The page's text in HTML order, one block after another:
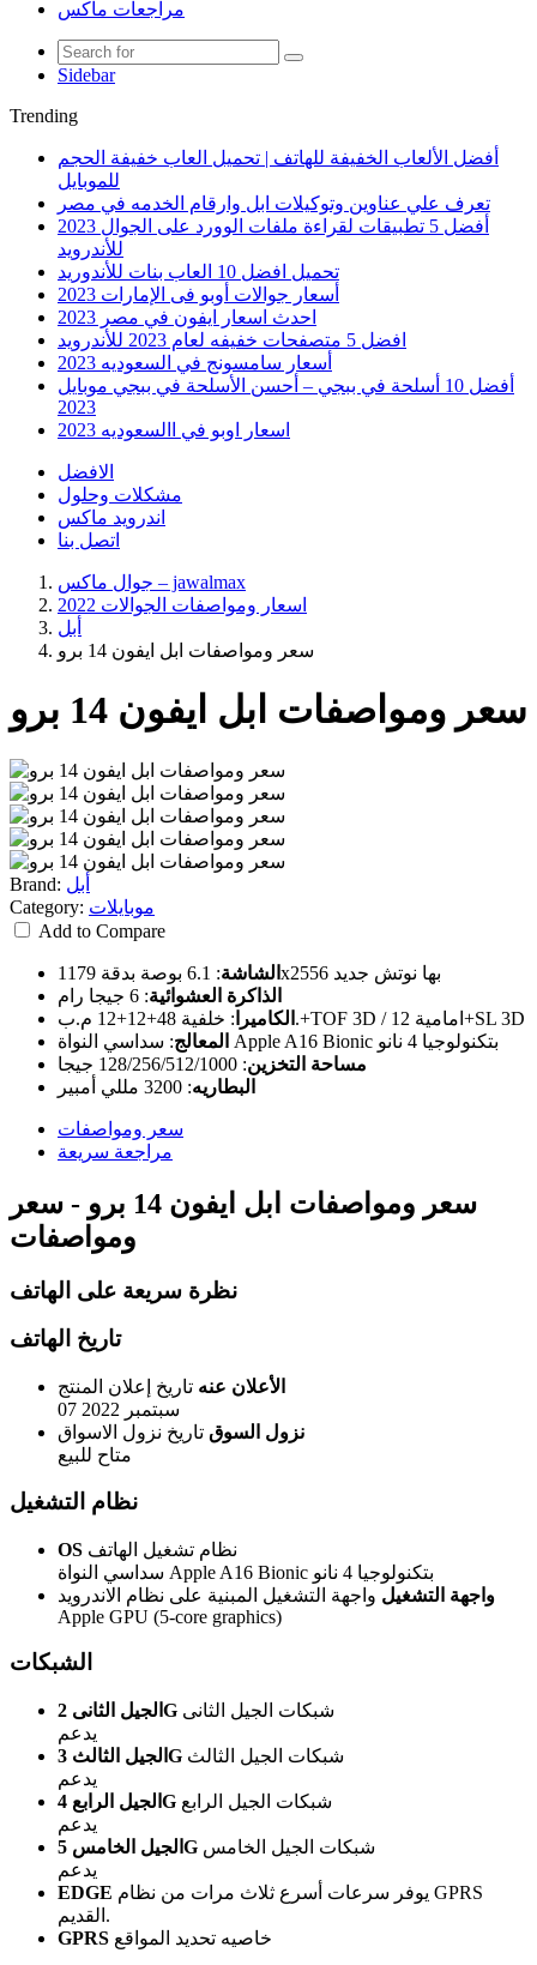
مراجعات ماكس
Sidebar
Trending
أفضل الألعاب الخفيفة للهاتف | تحميل العاب خفيفة الحجم
للموبايل
تعرف علي عناوين وتوكيلات ابل وارقام الخدمه في مصر
أفضل 5 تطبيقات لقراءة ملفات الوورد على الجوال 2023
للأندرويد
تحميل افضل 10 العاب بنات للأندوريد
أسعار جوالات أوبو فى الإمارات 2023
احدث اسعار ايفون في مصر 2023
افضل 5 متصفحات خفيفه لعام 2023 للأندرويد
أسعار سامسونج في السعوديه 2023
أفضل 10 أسلحة في ببجي – أحسن الأسلحة في ببجي موبايل
2023
اسعار اوبو في االسعوديه 2023
الافضل
مشكلات وحلول
اندرويد ماكس
اتصل بنا
جوال ماكس – jawalmax
اسعار ومواصفات الجوالات 2022
أبل
سعر ومواصفات ابل ايفون 14 برو
سعر ومواصفات ابل ايفون 14 برو
Brand: أبل
Category: موبايلات
Add to Compare
الشاشة:
6.1 بوصة بدقة 1179x2556 بها نوتش جديد
الذاكرة العشوائية: 6 جيجا رام
الكاميرا :
خلفية 48+12+12 م.ب.+TOF 3D / امامية 12+SL 3D
المعالج:
سداسي النواة Apple A16 Bionic بتكنولوجيا 4 نانو
مساحة التخزين: 128/256/512/1000 جيجا
البطاريه: 3200 مللي أمبير
سعر ومواصفات
مراجعة سريعة
سعر ومواصفات ابل ايفون 14 برو - سعر
ومواصفات
نظرة سريعة على الهاتف
تاريخ الهاتف
الأعلان عنه تاريخ إعلان المنتج
07 سبتمبر 2022
نزول السوق تاريخ نزول الاسواق
متاح للبيع
نظام التشغيل
OS نظام تشغيل الهاتف
سداسي النواة Apple A16 Bionic بتكنولوجيا 4 نانو
واجهة التشغيل واجهة التشغيل المبنية على نظام الاندرويد
Apple GPU (5-core graphics)
الشبكات
الجيل الثانى 2G شبكات الجيل الثانى
يدعم
الجيل الثالث 3G شبكات الجيل الثالث
يدعم
الجيل الرابع 4G شبكات الجيل الرابع
يدعم
الجيل الخامس 5G شبكات الجيل الخامس
يدعم
EDGE يوفر سرعات أسرع ثلاث مرات من نظام GPRS
القديم.
GPRS خاصيه تحديد المواقع